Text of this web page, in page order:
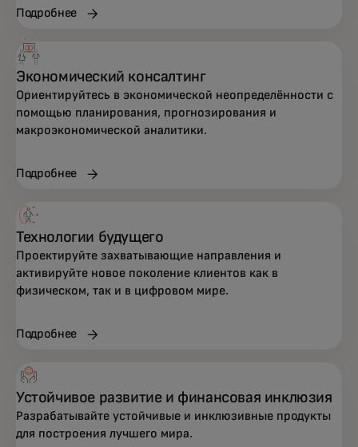
Сквозная поддержка в области стратегии,
данных, технологий и клиентского опыта —
созданная для ускорения роста и
Подробнее
Экономический консалтинг
Ориентируйтесь в экономической неопределённости с
помощью планирования, прогнозирования и
макроэкономической аналитики.
Подробнее
Технологии будущего
Проектируйте захватывающие направления и
активируйте новое поколение клиентов как в
физическом, так и в цифровом мире.
Подробнее
Устойчивое развитие и финансовая инклюзия
Разрабатывайте устойчивые и инклюзивные продукты
для построения лучшего мира.